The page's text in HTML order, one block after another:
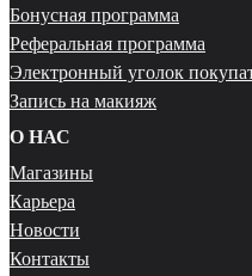
Бонусная программа
Реферальная программа
Электронный уголок
Запись на макияж
О НАС
Магазины
Карьера
Новости
Контакты